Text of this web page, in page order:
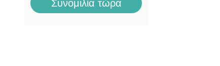
Συνομιλία τώρα